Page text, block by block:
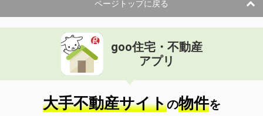
ページトップに戻る
goo住宅・不動産
アプリ
大手不動産サイトの物件を